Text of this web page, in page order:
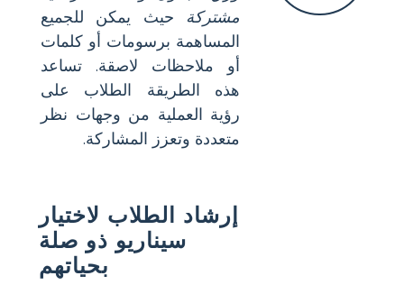
مشتركة حيث يمكن للجميع
المساهمة برسومات أو كلمات
أو ملاحظات لاصقة. تساعد
هذه الطريقة الطلاب على
رؤية العملية من وجهات نظر
متعددة وتعزز المشاركة.
إرشاد الطلاب لاختيار
سيناريو ذو صلة
بحياتهم